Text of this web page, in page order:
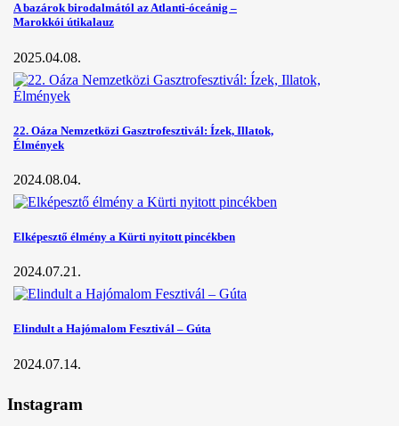
A bazárok birodalmától az Atlanti-óceánig –
Marokkói útikalauz
2025.04.08.
22. Oáza Nemzetközi Gasztrofesztivál: Ízek, Illatok,
Élmények
2024.08.04.
Elképesztő élmény a Kürti nyitott pincékben
2024.07.21.
Elindult a Hajómalom Fesztivál – Gúta
2024.07.14.
Instagram